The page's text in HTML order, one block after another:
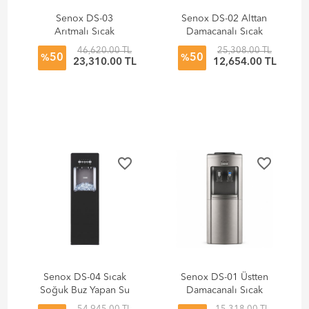
Senox DS-03
Arıtmalı Sıcak
Normal Soğuk Su
Sebili, Siyah
%50
46,620.00 TL
23,310.00 TL
Senox DS-02 Alttan
Damacanalı Sıcak
Normal Soğuk Su
Sebili, Siyah
%50
25,308.00 TL
12,654.00 TL
favorite_border
Senox DS-04 Sıcak
Soğuk Buz Yapan Su
Sebili, Siyah
favorite_border
Senox DS-01 Üstten
Damacanalı Sıcak
Soğuk Su Sebili,